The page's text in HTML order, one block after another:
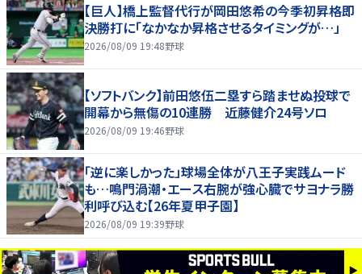
【巨人】橋上監督代行が岡田悠希の今季初昇格即
決勝打に「なかなか昇格させるタイミングが…」
2026/08/09 19:48野球
【ソフトバンク】前田悠伍二塁すら踏ませぬ投球で
開幕から無傷の10連勝 近藤健介24号ソロ
2026/08/09 19:46野球
「逆に楽しかった」球場全体が八王子実践ムード
も…鳴門渦潮・エース右腕が強心臓でサヨナラ勝
利呼び込む【26年夏甲子園】
2026/08/09 19:39野球